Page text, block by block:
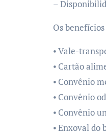
–
Os
⦁ Vale-
⦁ Cartão
⦁ Convênio
⦁ Convênio
⦁ Convênio
⦁ Enxoval do